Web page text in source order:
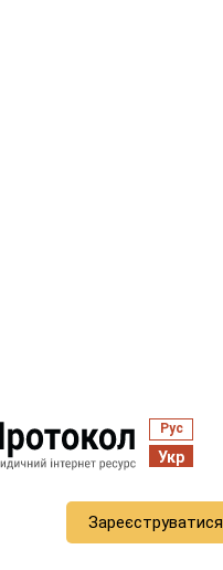
Рус
Укр
Зареєструватися